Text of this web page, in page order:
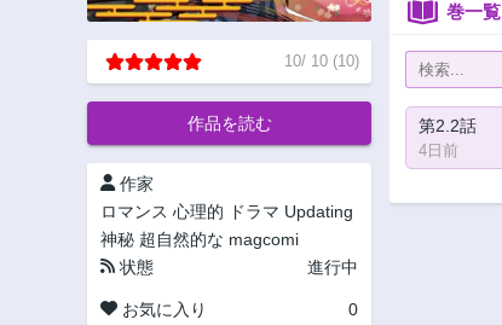
10/ 10 (10)
作品を読む
作家
ロマンス 心理的 ドラマ Updating
神秘 超自然的な magcomi
状態
進行中
お気に入り 0
巻一覧
第2.2話
4日前